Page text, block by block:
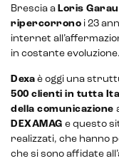
Marketplace for
Marketplace
Payment gateway
Customer service
Brescia a Loris
ripercorrono i 23
internet
in costante evoluzione.
Dexa è oggi una
500 clienti in tutta
della comunicazione
DEXAMAG e questo
realizzati, che hanno
che si sono affidate